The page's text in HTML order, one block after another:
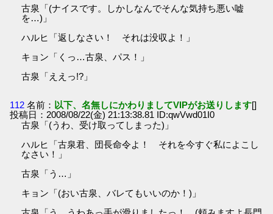
古泉「(ナイスです。しかしなんでそんな気持ち悪い嘘
を…)」
ハルヒ「返しなさい！ それは没収よ！」
キョン「くっ…古泉、パス！」
古泉「ええっ!?」
112 名前： 以下、名無しにかわりましてVIPがお送りします[]
投稿日：2008/08/22(金) 21:13:38.81 ID:qwVwd01I0
古泉「(うわ、受け取ってしまった)」
ハルヒ「古泉君、団長命令よ！ それを今すぐ私によこし
なさい！」
古泉「う…」
キョン「(おい古泉、バレてもいいのか！)」